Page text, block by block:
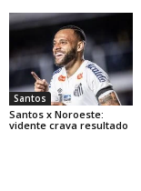
Santos
Santos x Noroeste:
vidente crava resultado